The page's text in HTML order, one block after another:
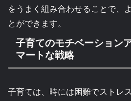
をうまく組み合わせることで、
とができます。
子育てのモチベーション
マートな戦略
子育ては、時には困難でストレ